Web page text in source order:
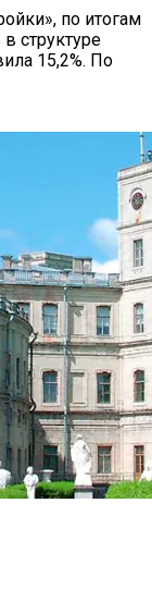
по итогам
структуре
15,2%. По